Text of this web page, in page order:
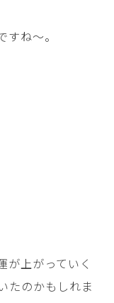
ね～。
が上がっていく
たのかもしれま